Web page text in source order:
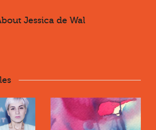
Jessica de Wal